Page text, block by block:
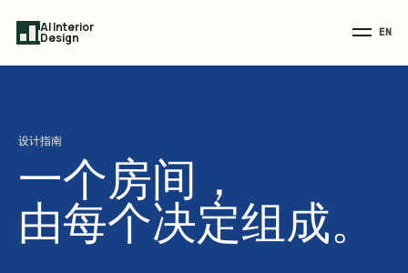
AI Interior
Design EN
设计指南
一个房间，
由每个决定组成。